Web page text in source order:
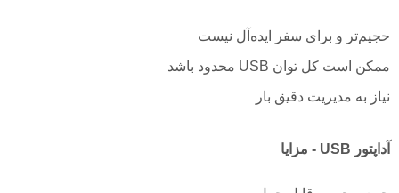
حجیم‌تر و برای سفر ایده‌آل نیست
ممکن است کل توان USB محدود باشد
نیاز به مدیریت دقیق بار
آداپتور USB - مزایا